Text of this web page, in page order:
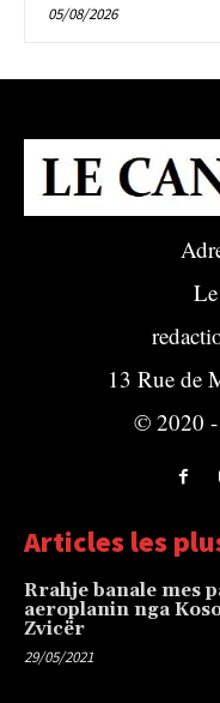
05/08/2026
13 Rue de
© 2020 -
Articles les
Rrahje banale mes
aeroplanin nga
Zvicër
29/05/2021